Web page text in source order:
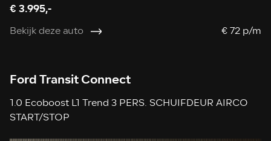
€ 3.995,-
Bekijk deze auto € 72 p/m
Ford Transit Connect
1.0 Ecoboost L1 Trend 3 PERS. SCHUIFDEUR AIRCO
START/STOP